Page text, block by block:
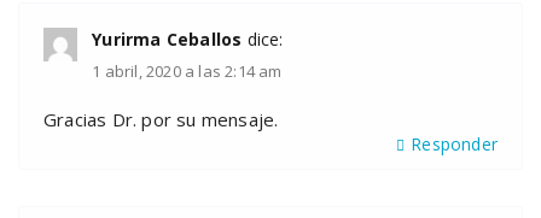
Yurirma Ceballos dice:
1 abril, 2020 a las 2:14 am
Gracias Dr. por su mensaje.
Responder